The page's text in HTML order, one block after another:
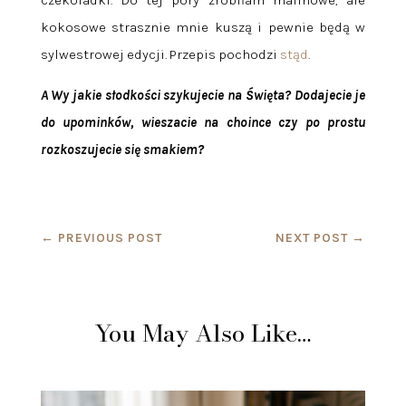
kokosowe strasznie mnie kuszą i pewnie będą w
sylwestrowej edycji. Przepis pochodzi stąd.
A Wy jakie słodkości szykujecie na Święta? Dodajecie je
do upominków, wieszacie na choince czy po prostu
rozkoszujecie się smakiem?
← PREVIOUS POST NEXT POST →
You May Also Like…